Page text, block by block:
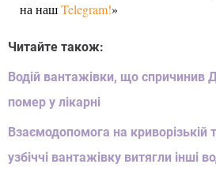
на нашTelegram!»
Читайте також:
Водій вантажівки, що спричинив
помер у лікарні
Взаємодопомога на криворізькій
узбіччі вантажівку витягли інші